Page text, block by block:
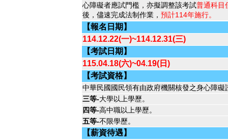
心障礙者應試門檻，亦擬調整該考試普通科目
後，儘速完成法制作業， 預計114年施行。
【報名日期】
114.12.22(一)~114.12.31(三)
【考試日期】
115.04.18(六)~04.19(日)
【考試資格】
中華民國國民領有由政府機關核發之身心障
三等-大學以上學歷。
四等-高中職以上學歷。
五等-不限學歷。
【薪資待遇】